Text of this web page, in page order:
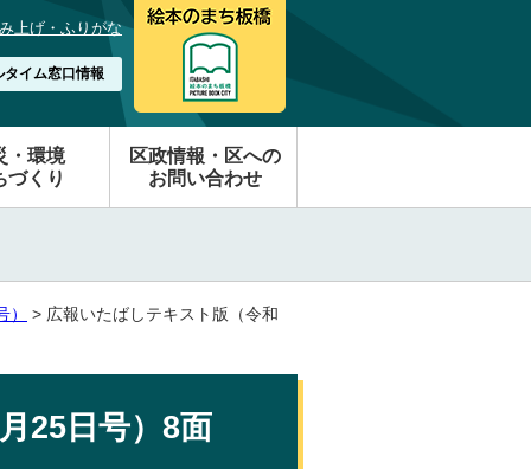
上げ・ふりがな
タイム窓口情報
・環境
づくり
区政情報・区への
お問い合わせ
> 広報いたばしテキスト版（令和
25日号）8面